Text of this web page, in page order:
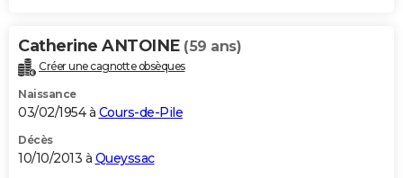
Catherine ANTOINE (59 ans)
Créer une cagnotte obsèques
Naissance
03/02/1954 à Cours-de-Pile
Décès
10/10/2013 à Queyssac